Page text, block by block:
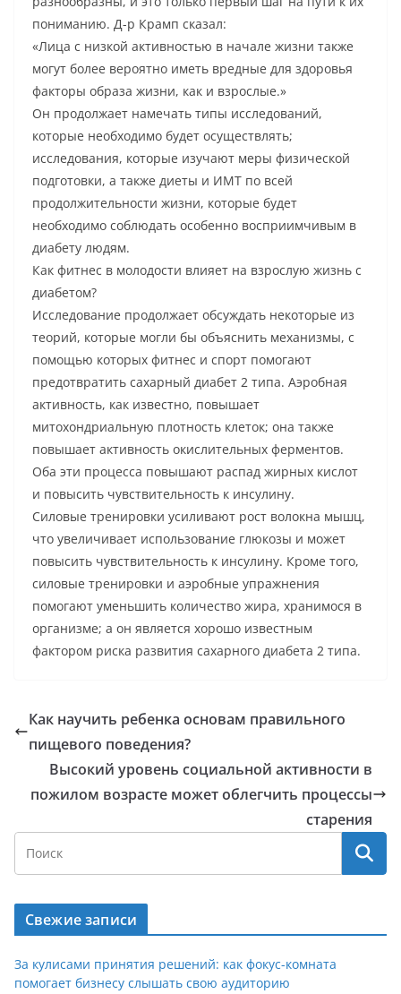
пониманию. Д-р Крамп сказал:
«Лица с низкой активностью в начале жизни также
могут более вероятно иметь вредные для здоровья
факторы образа жизни, как и взрослые.»
Он продолжает намечать типы исследований,
которые необходимо будет осуществлять;
исследования, которые изучают меры физической
подготовки, а также диеты и ИМТ по всей
продолжительности жизни, которые будет
необходимо соблюдать особенно восприимчивым в
диабету людям.
Как фитнес в молодости влияет на взрослую жизнь с
диабетом?
Исследование продолжает обсуждать некоторые из
теорий, которые могли бы объяснить механизмы, с
помощью которых фитнес и спорт помогают
предотвратить сахарный диабет 2 типа. Аэробная
активность, как известно, повышает
митохондриальную плотность клеток; она также
повышает активность окислительных ферментов.
Оба эти процесса повышают распад жирных кислот
и повысить чувствительность к инсулину.
Силовые тренировки усиливают рост волокна мышц,
что увеличивает использование глюкозы и может
повысить чувствительность к инсулину. Кроме того,
силовые тренировки и аэробные упражнения
помогают уменьшить количество жира, хранимося в
организме; а он является хорошо известным
фактором риска развития сахарного диабета 2 типа.
Как научить ребенка основам правильного
пищевого поведения?
Высокий уровень социальной активности в
пожилом возрасте может облегчить процессы
старения
Свежие записи
За кулисами принятия решений: как фокус-комната
помогает бизнесу слышать свою аудиторию